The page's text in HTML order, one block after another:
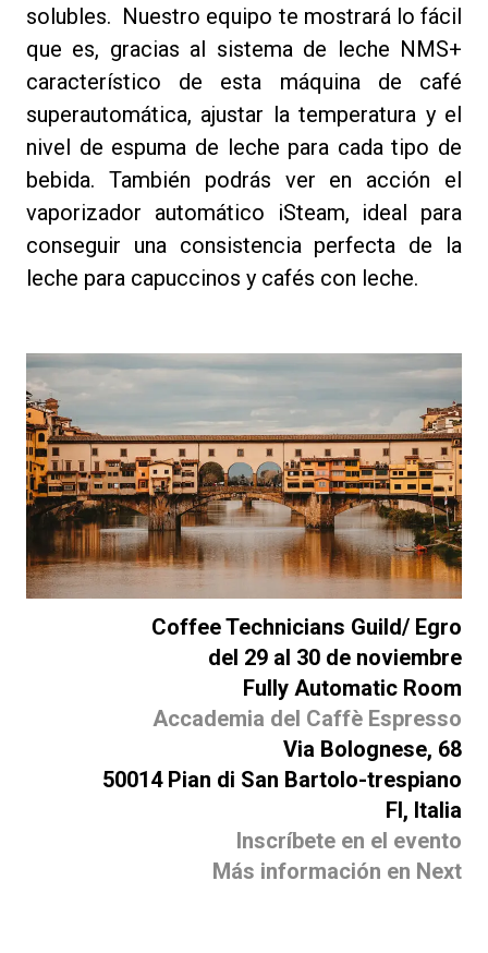
solubles. Nuestro equipo te mostrará lo fácil
que es, gracias al sistema de leche NMS+
característico de esta máquina de café
superautomática, ajustar la temperatura y el
nivel de espuma de leche para cada tipo de
bebida. También podrás ver en acción el
vaporizador automático iSteam, ideal para
conseguir una consistencia perfecta de la
leche para capuccinos y cafés con leche.
Coffee Technicians Guild/ Egro
del 29 al 30 de noviembre
Fully Automatic Room
Accademia del Caffè Espresso
Via Bolognese, 68
50014 Pian di San Bartolo-trespiano
FI, Italia
Inscríbete en el evento
Más información en Next